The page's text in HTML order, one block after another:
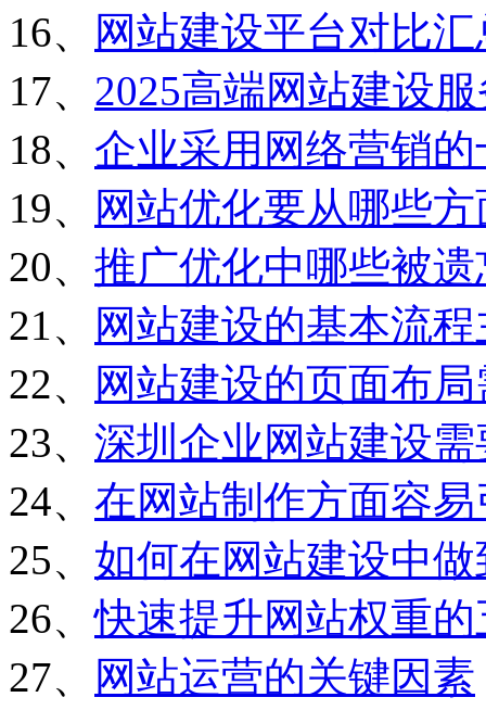
16、
网站建设平台对比汇
17、 2025高端网站建设
18、 企业采用网络营销
19、
网站优化要从哪些
20、 推广优化中哪些被
21、
网站建设的基本流
22、
网站建设的页面布
23、 深圳企业网站建设
24、 在网站制作方面容
25、 如何在网站建设中
26、快速提升网站权重
27、
网站运营的关键因素